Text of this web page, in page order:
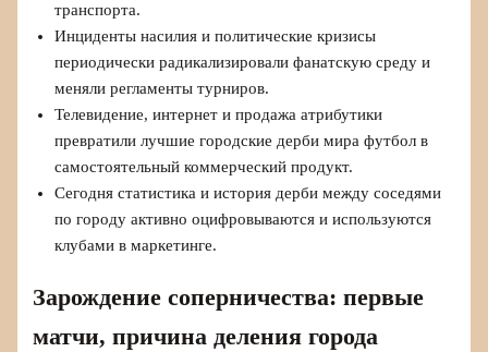
транспорта.
Инциденты насилия и политические кризисы
периодически радикализировали фанатскую среду и
меняли регламенты турниров.
Телевидение, интернет и продажа атрибутики
превратили лучшие городские дерби мира футбол в
самостоятельный коммерческий продукт.
Сегодня статистика и история дерби между соседями
по городу активно оцифровываются и используются
клубами в маркетинге.
Зарождение соперничества: первые
матчи, причина деления города